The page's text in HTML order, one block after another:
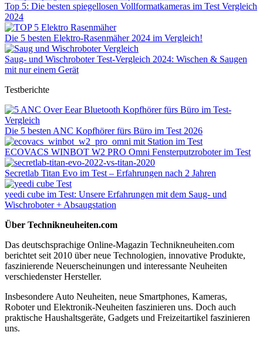
Top 5: Die besten spiegellosen Vollformatkameras im Test Vergleich
2024
Die 5 besten Elektro-Rasenmäher 2024 im Vergleich!
Saug- und Wischroboter Test-Vergleich 2024: Wischen & Saugen
mit nur einem Gerät
Testberichte
Die 5 besten ANC Kopfhörer fürs Büro im Test 2026
ECOVACS WINBOT W2 PRO Omni Fensterputzroboter im Test
Secretlab Titan Evo im Test – Erfahrungen nach 2 Jahren
yeedi cube im Test: Unsere Erfahrungen mit dem Saug- und
Wischroboter + Absaugstation
Über Technikneuheiten.com
Das deutschsprachige Online-Magazin Technikneuheiten.com
berichtet seit 2010 über neue Technologien, innovative Produkte,
faszinierende Neuerscheinungen und interessante Neuheiten
verschiedenster Hersteller.
Insbesondere Auto Neuheiten, neue Smartphones, Kameras,
Roboter und Elektronik-Neuheiten faszinieren uns. Doch auch
praktische Haushaltsgeräte, Gadgets und Freizeitartikel faszinieren
uns.